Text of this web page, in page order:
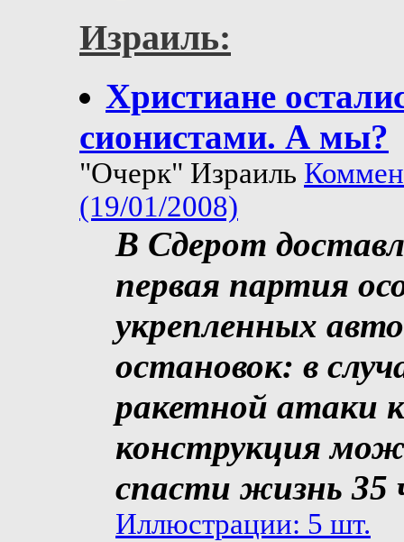
Израиль:
Христиане
сионистами. А мы?
"Очерк" Израиль
(19/01/2008)
В Сдерот
первая партия
укрепленных
остановок: в
ракетной атаки
конструкция
спасти жизнь 35
Иллюстрации: 5 шт.